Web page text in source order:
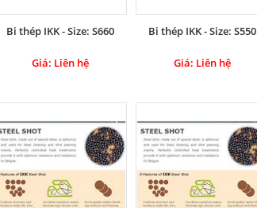
Bi thép IKK - Size: S660
Giá: Liên hệ
Bi thép IKK - Size: S550
Giá: Liên hệ